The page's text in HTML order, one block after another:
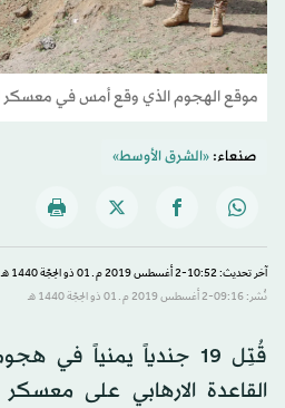
موقع الهجوم الذي وقع أمس في معسكر
صنعاء:«الشرق الأوسط»
آخر تحديث: 10:52-2 أغسطس 2019 م ـ 01 ذو الحِجّة 1440 هـ
نُشر: 09:16-2 أغسطس 2019 م ـ 01 ذو الحِجّة 1440 هـ
قُتِل 19 جندياً يمنياً
القاعدة الارهابي على